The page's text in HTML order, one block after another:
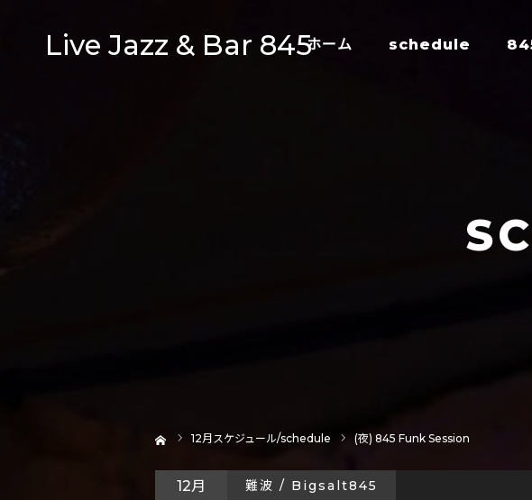
Live Jazz & Bar 845ホーム schedule
12月スケジュール/schedule (夜) 845 Funk Session
12月 難波 / Bigsalt845